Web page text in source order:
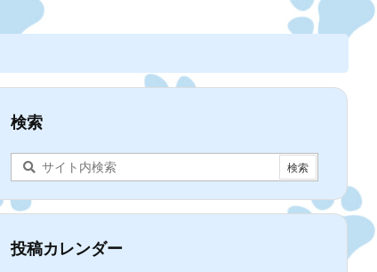
検索
投稿カレンダー